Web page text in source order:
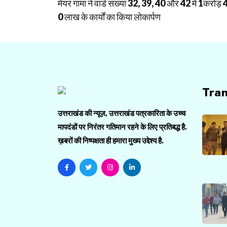
navigation
मेयर गामा ने वार्ड संख्या 32, 39, 40 और 42 में 1करोड़
0 लाख के कार्यों का किया लोकार्पण
उत्तराखंड की न्यूज़, उत्तराखंड पत्रकारिता के उच्च
मापदंडों पर निरंतर गतिमान रहने के लिए प्रतिबद्ध है.
ख़बरों की निष्पक्षता ही हमारा मुख्य उद्देश्य है.